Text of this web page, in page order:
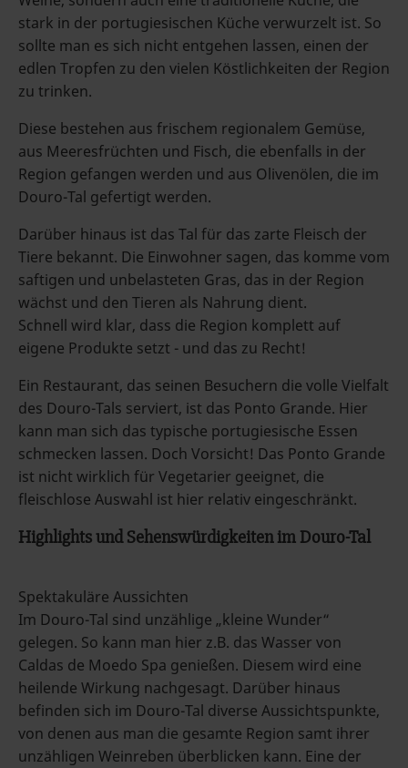
stark in der portugiesischen Küche verwurzelt ist. So
sollte man es sich nicht entgehen lassen, einen der
edlen Tropfen zu den vielen Köstlichkeiten der Region
zu trinken.
Diese bestehen aus frischem regionalem Gemüse,
aus Meeresfrüchten und Fisch, die ebenfalls in der
Region gefangen werden und aus Olivenölen, die im
Douro-Tal gefertigt werden.
Darüber hinaus ist das Tal für das zarte Fleisch der
Tiere bekannt. Die Einwohner sagen, das komme vom
saftigen und unbelasteten Gras, das in der Region
wächst und den Tieren als Nahrung dient.
Schnell wird klar, dass die Region komplett auf
eigene Produkte setzt - und das zu Recht!
Ein Restaurant, das seinen Besuchern die volle Vielfalt
des Douro-Tals serviert, ist das Ponto Grande. Hier
kann man sich das typische portugiesische Essen
schmecken lassen. Doch Vorsicht! Das Ponto Grande
ist nicht wirklich für Vegetarier geeignet, die
fleischlose Auswahl ist hier relativ eingeschränkt.
Highlights und Sehenswürdigkeiten im Douro-Tal
Spektakuläre Aussichten
Im Douro-Tal sind unzählige „kleine Wunder“
gelegen. So kann man hier z.B. das Wasser von
Caldas de Moedo Spa genießen. Diesem wird eine
heilende Wirkung nachgesagt. Darüber hinaus
befinden sich im Douro-Tal diverse Aussichtspunkte,
von denen aus man die gesamte Region samt ihrer
unzähligen Weinreben überblicken kann. Eine der